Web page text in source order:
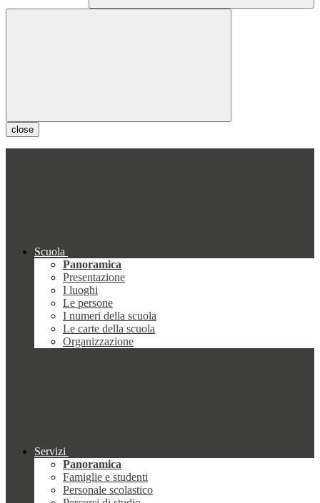
close
Scuola
Panoramica
Presentazione
I luoghi
Le persone
I numeri della scuola
Le carte della scuola
Organizzazione
Servizi
Panoramica
Famiglie e studenti
Personale scolastico